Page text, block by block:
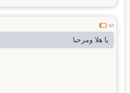
0.1
يا هلا ومرحبا